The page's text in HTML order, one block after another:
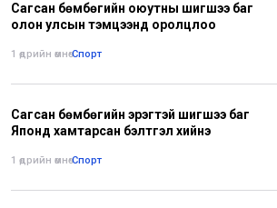
Сагсан бөмбөгийн оюутны шигшээ баг
олон улсын тэмцээнд оролцлоо
1 өдрийн өмнө•Спорт
Сагсан бөмбөгийн эрэгтэй шигшээ баг
Японд хамтарсан бэлтгэл хийнэ
1 өдрийн өмнө•Спорт